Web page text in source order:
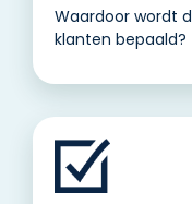
Waardoor wordt
klanten bepaald?